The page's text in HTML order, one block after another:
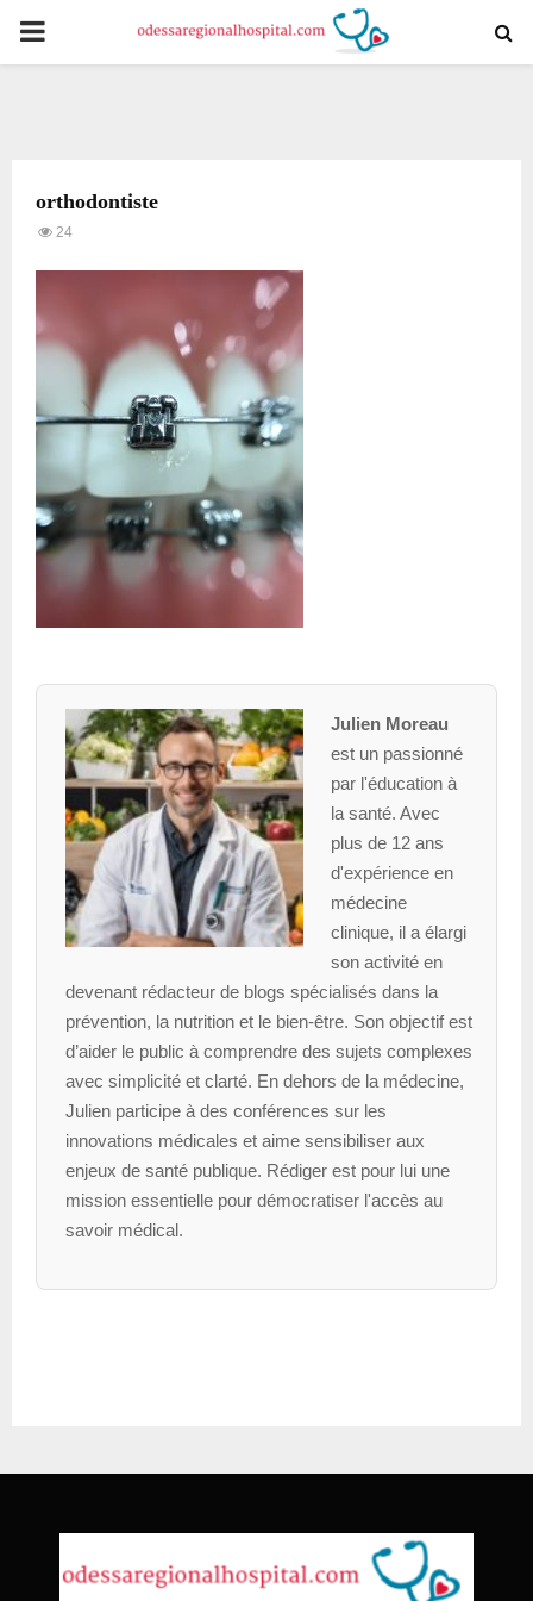
PRIMARY
orthodontiste
24
Julien Moreau
est un passionné
par l'éducation à
la santé. Avec
plus de 12 ans
d'expérience en
médecine
clinique, il a élargi
son activité en
devenant rédacteur de blogs spécialisés dans la
prévention, la nutrition et le bien-être. Son objectif est
d’aider le public à comprendre des sujets complexes
avec simplicité et clarté. En dehors de la médecine,
Julien participe à des conférences sur les
innovations médicales et aime sensibiliser aux
enjeux de santé publique. Rédiger est pour lui une
mission essentielle pour démocratiser l'accès au
savoir médical.